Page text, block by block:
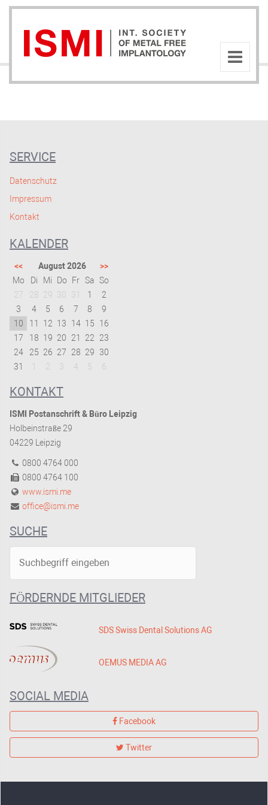
SERVICE
Datenschutz
Impressum
Kontakt
KALENDER
<< August 2026
>>
Mo
Di Mi Do Fr Sa So
27
28 29 30 31 1
2
3
4 5 6 7 8
9
10
11 12 13 14 15
16
17
18 19 20 21 22
23
24
25 26 27 28 29 30
31
2 3 4 5 6
KONTAKT
ISMI Postanschrift & Büro Leipzig
Holbeinstraße 29
04229 Leipzig
0800 4764 000
0800 4764 100
www.ismi.me
office@ismi.me
SUCHE
FÖRDERNDE MITGLIEDER
SDS Swiss Dental Solutions AG
OEMUS MEDIA AG
SOCIAL MEDIA
Facebook
Twitter